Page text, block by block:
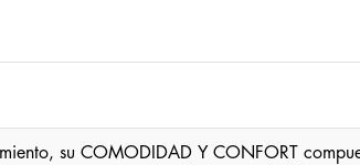
su COMODIDAD Y CONFORT